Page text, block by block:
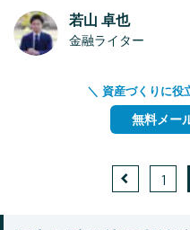
若山 卓也
金融ライター
＼ 資産づくりに役
無料メー
1